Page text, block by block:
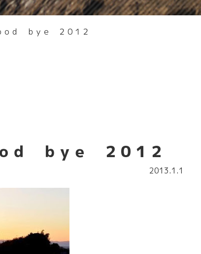
ｏｄ ｂｙｅ ２０１２
ｄ ｂｙｅ ２０１２
2013.1.1